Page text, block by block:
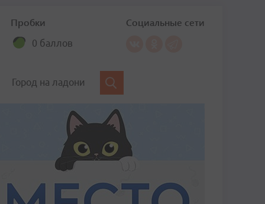
Пробки
0 баллов
Социальные сети
Город на ладони